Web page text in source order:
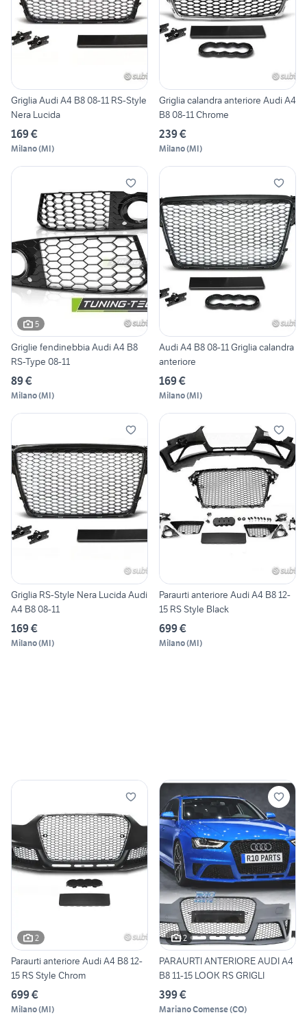
Griglia Audi A4 B8 08-11 RS-Style
Nera Lucida
169 €
Milano(MI)
Griglia calandra anteriore Audi A4
B8 08-11 Chrome
239 €
Milano(MI)
5
Griglie fendinebbia Audi A4 B8
RS-Type 08-11
89 €
Milano(MI)
Audi A4 B8 08-11 Griglia calandra
anteriore
169 €
Milano(MI)
Griglia RS-Style Nera Lucida Audi
A4 B8 08-11
169 €
Milano(MI)
Paraurti anteriore Audi A4 B8 12-
15 RS Style Black
699 €
Milano(MI)
2
Paraurti anteriore Audi A4 B8 12-
15 RS Style Chrom
699 €
Milano(MI)
2
PARAURTI ANTERIORE AUDI A4
B8 11-15 LOOK RS GRIGLI
399 €
Mariano Comense(CO)